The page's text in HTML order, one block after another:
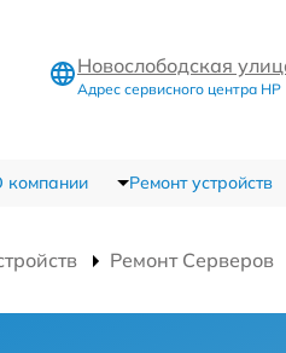
Новослободская
Адрес сервисного центра HP
компании Ремонт устройств
Ремонт Серверов